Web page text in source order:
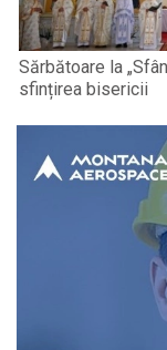
Sărbătoare la
sfințirea bisericii